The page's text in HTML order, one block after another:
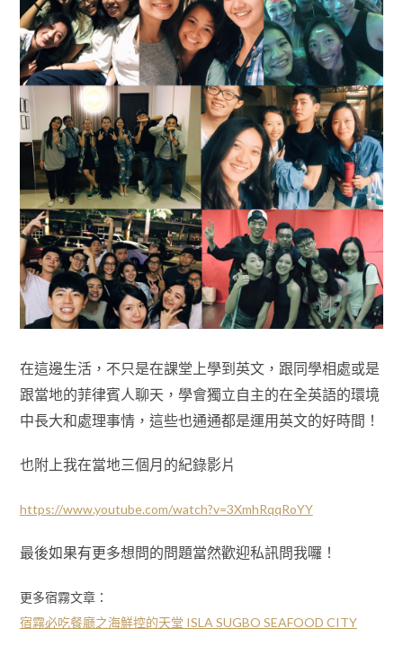
在這邊生活，不只是在課堂上學到英文，跟同學相處或是
跟當地的菲律賓人聊天，學會獨立自主的在全英語的環境
中長大和處理事情，這些也通通都是運用英文的好時間！
也附上我在當地三個月的紀錄影片
https://www.youtube.com/watch?v=3XmhRqqRoYY
最後如果有更多想問的問題當然歡迎私訊問我囉！
更多宿霧文章：
宿霧必吃餐廳之海鮮控的天堂 ISLA SUGBO SEAFOOD CITY